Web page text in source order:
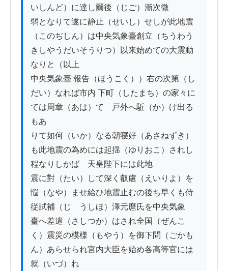
いしんど）に達し爾後（じご）漸次微
弱となりて遂に静止（せいし）せしが此地震
（このぢしん）は中央気象臺創立（ちうわう
きしやうだいそうりつ）以来始めての大震動
なりと（以上
中央気象臺 報告（ほうこく））右の次第（し
だい）なれば市内 下町（したまち）の家々に
ては周章（あは）てゝ戸外へ駈（か）け出る
もあ
りて如何（いか）なる朝寝好（あさねずき）
も此地震の為めには起揺（ゆりおこ）されし
程なりしかば　天皇陛下には此地
震に對（たい）して深く叡慮（えいりよ）を
悩（なや）ませ給ひ地震止むの後ち早くも侍
従試補（じゞうしほ）澤元麿氏を中央気象
臺へ差遣（さしつか）はされ全国（ぜんこ
く）震災の模様（もやう）を御下問（ごかも
ん）あらせられ宮内大臣を始め各高等官には
就（いづ）れ